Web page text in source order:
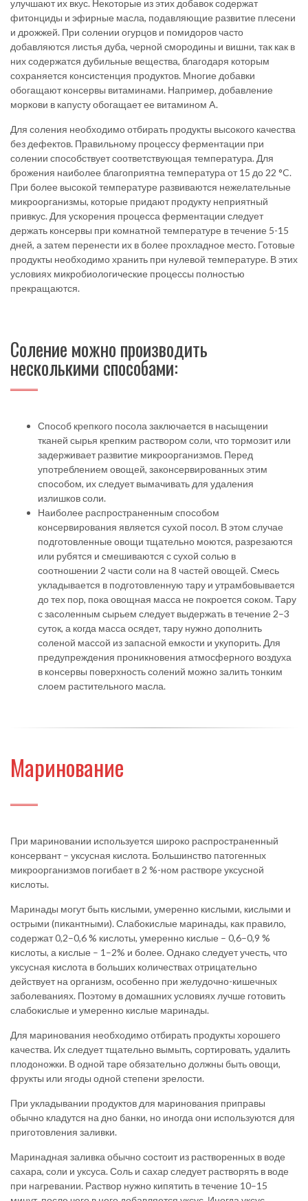
улучшают их вкус. Некоторые из этих добавок содержат
фитонциды и эфирные масла, подавляющие развитие плесени
и дрожжей. При солении огурцов и помидоров часто
добавляются листья дуба, черной смородины и вишни, так как в
них содержатся дубильные вещества, благодаря которым
сохраняется консистенция продуктов. Многие добавки
обогащают консервы витаминами. Например, добавление
моркови в капусту обогащает ее витамином A.
Для соления необходимо отбирать продукты высокого качества
без дефектов. Правильному процессу ферментации при
солении способствует соответствующая температура. Для
брожения наиболее благоприятна температура от 15 до 22 °C.
При более высокой температуре развиваются нежелательные
микроорганизмы, которые придают продукту неприятный
привкус. Для ускорения процесса ферментации следует
держать консервы при комнатной температуре в течение 5-15
дней, а затем перенести их в более прохладное место. Готовые
продукты необходимо хранить при нулевой температуре. В этих
условиях микробиологические процессы полностью
прекращаются.
Соление можно производить
несколькими способами:
Способ крепкого посола заключается в насыщении
тканей сырья крепким раствором соли, что тормозит или
задерживает развитие микроорганизмов. Перед
употреблением овощей, законсервированных этим
способом, их следует вымачивать для удаления
излишков соли.
Наиболее распространенным способом
консервирования является сухой посол. В этом случае
подготовленные овощи тщательно моются, разрезаются
или рубятся и смешиваются с сухой солью в
соотношении 2 части соли на 8 частей овощей. Смесь
укладывается в подготовленную тару и утрамбовывается
до тех пор, пока овощная масса не покроется соком. Тару
с засоленным сырьем следует выдержать в течение 2–3
суток, а когда масса осядет, тару нужно дополнить
соленой массой из запасной емкости и укупорить. Для
предупреждения проникновения атмосферного воздуха
в консервы поверхность солений можно залить тонким
слоем растительного масла.
Маринование
При мариновании используется широко распространенный
консервант – уксусная кислота. Большинство патогенных
микроорганизмов погибает в 2 %-ном растворе уксусной
кислоты.
Маринады могут быть кислыми, умеренно кислыми, кислыми и
острыми (пикантными). Слабокислые маринады, как правило,
содержат 0,2–0,6 % кислоты, умеренно кислые – 0,6–0,9 %
кислоты, а кислые – 1–2% и более. Однако следует учесть, что
уксусная кислота в больших количествах отрицательно
действует на организм, особенно при желудочно-кишечных
заболеваниях. Поэтому в домашних условиях лучше готовить
слабокислые и умеренно кислые маринады.
Для маринования необходимо отбирать продукты хорошего
качества. Их следует тщательно вымыть, сортировать, удалить
плодоножки. В одной таре обязательно должны быть овощи,
фрукты или ягоды одной степени зрелости.
При укладывании продуктов для маринования приправы
обычно кладутся на дно банки, но иногда они используются для
приготовления заливки.
Маринадная заливка обычно состоит из растворенных в воде
сахара, соли и уксуса. Соль и сахар следует растворять в воде
при нагревании. Раствор нужно кипятить в течение 10–15